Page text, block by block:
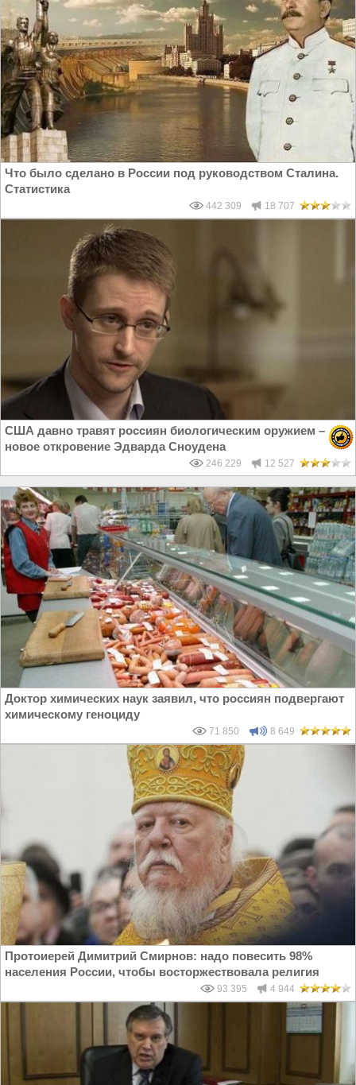
Что было сделано в России под руководством Сталина.
Статистика
442 309 18 707
США давно травят россиян биологическим оружием –
новое откровение Эдварда Сноудена
246 229 12 527
Доктор химических наук заявил, что россиян подвергают
химическому геноциду
71 850 8 649
Протоиерей Димитрий Смирнов: надо повесить 98%
населения России, чтобы восторжествовала религия
93 395 4 944